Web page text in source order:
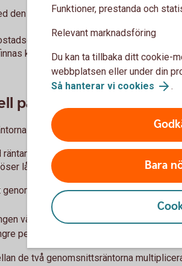
den återstående skulden och den tid
publiceras
kvar till 2035 eftersom bankens
på lån som bands från
vid två tidpunkter:
på ditt lån
lånet i förtid.
av relevanta swapräntor
våra faktiska kostnader mer
period istället för bara en enskild dag.
de två genomsnittsräntorna
Funktioner, prestanda och
Relevant marknadsföring
Du kan ta tillbaka ditt cookie-
webbplatsen eller under din
Så hanterar vi cookies
.
Bara